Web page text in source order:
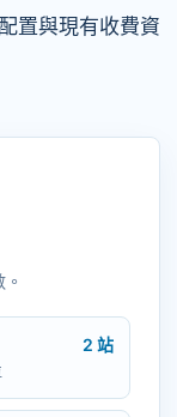
置與現有收費資
2 站